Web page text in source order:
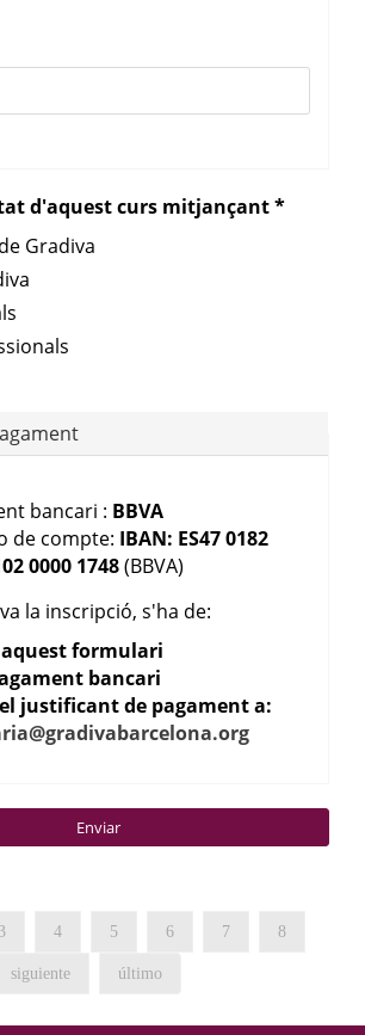
d'aquest curs mitjançant*
Gradiva
bancari : BBVA
de compte: IBAN: ES47 0182
0000 1748(BBVA)
la inscripció, s'ha de:
formulari
bancari
justificant de pagament a:
Enviar
3 4 5 6 7 8
siguiente último